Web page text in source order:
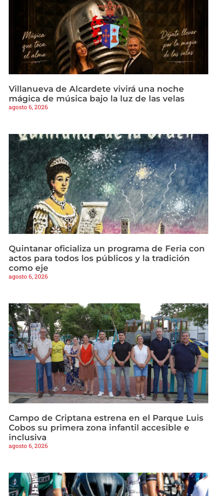
Villanueva de Alcardete vivirá una noche
mágica de música bajo la luz de las velas
agosto 6, 2026
Quintanar oficializa un programa de Feria con
actos para todos los públicos y la tradición
como eje
agosto 6, 2026
Campo de Criptana estrena en el Parque Luis
Cobos su primera zona infantil accesible e
inclusiva
agosto 6, 2026